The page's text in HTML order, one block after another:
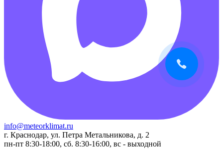
info@meteorklimat.ru
г. Краснодар, ул. Петра Метальникова, д. 2
пн-пт 8:30-18:00, сб. 8:30-16:00, вс - выходной